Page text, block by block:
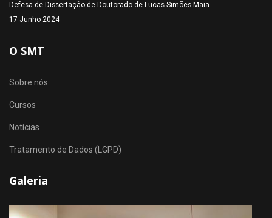
Defesa de Dissertação de Doutorado de Lucas Simões Maia
17 Junho 2024
O SMT
Sobre nós
Cursos
Notícias
Tratamento de Dados (LGPD)
Galeria